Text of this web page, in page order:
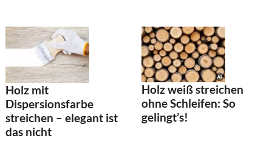
Holz mit
Dispersionsfarbe
streichen – elegant ist
das nicht
Holz weiß streichen
ohne Schleifen: So
gelingt’s!